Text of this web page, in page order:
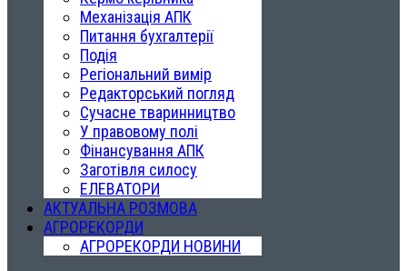
Механізація АПК
Питання бухгалтерії
Подія
Регіональний вимір
Редакторський погляд
Сучасне тваринництво
У правовому полі
Фінансування АПК
Заготівля силосу
ЕЛЕВАТОРИ
АКТУАЛЬНА РОЗМОВА
АГРОРЕКОРДИ
АГРОРЕКОРДИ НОВИНИ